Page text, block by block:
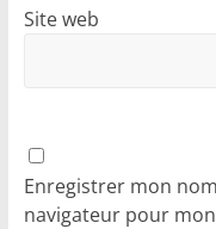
Site web
Enregistrer mon
navigateur pour